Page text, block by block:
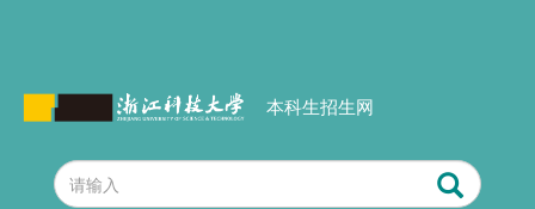
本科生招生网